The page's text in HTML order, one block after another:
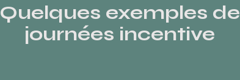
Quelques exemples de
journées incentive